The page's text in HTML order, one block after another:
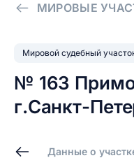
МИРОВЫЕ
Мировой судебный
№ 163
г.Санкт-
Данные о